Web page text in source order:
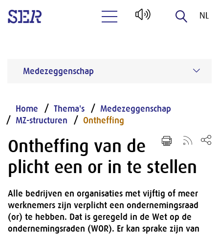
NL
Medezeggenschap
Home Thema's
Medezeggenschap
MZ-structuren
Ontheffing
Ontheffing van de
plicht een or in te stellen
Alle bedrijven en organisaties met vijftig of meer
werknemers zijn verplicht een ondernemingsraad
(or) te hebben. Dat is geregeld in de Wet op de
ondernemingsraden (WOR). Er kan sprake zijn van